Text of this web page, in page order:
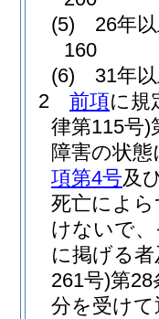
(5)
26年
160
(6)
31年
2
前項に規
律第115号)
障害の状
項第4号及
死亡によ
けないで
に掲げる
261号)第28
分を受け